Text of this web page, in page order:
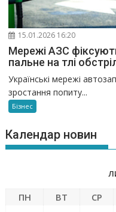
15.01.2026 16:20
Мережі АЗС
пальне на тлі
Українські мережі
зростання попиту...
Бізнес
Календар новин
ПН ВТ СР